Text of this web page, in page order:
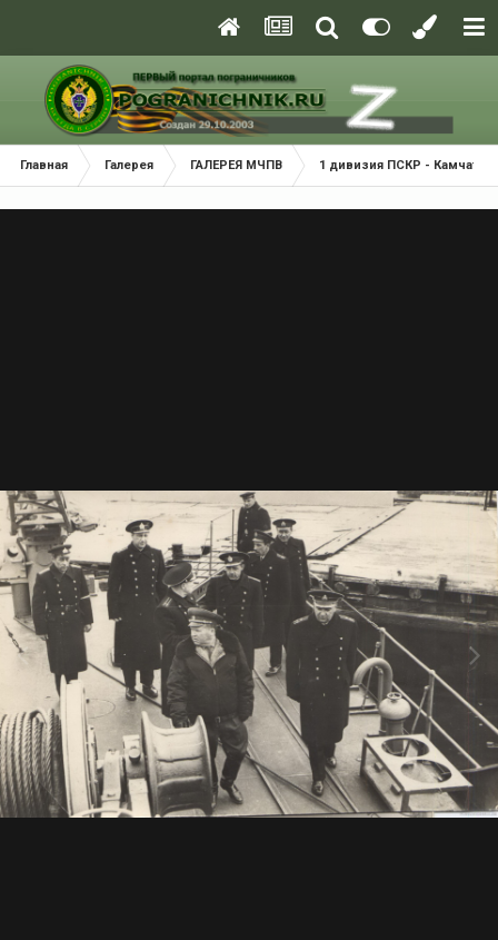
Главная Галерея ГАЛЕРЕЯ МЧПВ 1 дивизия ПСКР - Камчатка